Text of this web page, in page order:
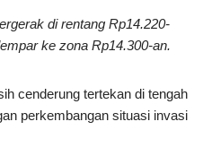
di rentang Rp14.220-
ke zona Rp14.300-an.
cenderung tertekan di tengah
perkembangan situasi invasi